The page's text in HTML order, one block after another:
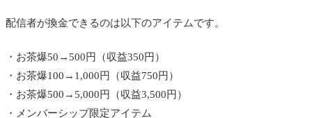
配信者が換金できるのは以下のアイテムです。
・お茶爆50→500円（収益350円）
・お茶爆100→1,000円（収益750円）
・お茶爆500→5,000円（収益3,500円）
・メンバーシップ限定アイテム